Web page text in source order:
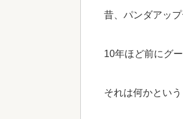
昔、パンダアッ
10年ほど前にグ
それは何かという